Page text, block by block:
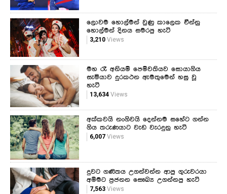
ලොවම හොල්මන් වුණු කාලෙක චීන්නු
හොල්මන් දිනය සමරපු හැටි
3,210Views
මහ රෑ අනියම් පෙම්වතියව සොයාගිය
සැමියාව දුරකථන ඇමතුමෙන් හසු වූ
හැටි
13,634Views
අක්කවයි නංගිවයි දෙන්නම සහේට ගන්න
ගිය තරුණයාට වැඩ වැරදුනු හැටි
6,007Views
දුවට ගණිතය උගන්වන්න ආපු ගුරුවරයා
අම්මට ප්‍රජනන සෞඛ්‍ය උගන්නපු හැටි
7,563Views